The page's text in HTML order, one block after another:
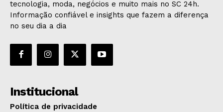
tecnologia, moda, negócios e muito mais no SC 24h.
Informação confiável e insights que fazem a diferença
no seu dia a dia
Institucional
Política de privacidade